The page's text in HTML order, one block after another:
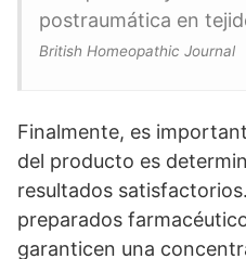
postraumática en
British Homeopathic Journal
Finalmente, es
del producto es
resultados
preparados
garanticen una